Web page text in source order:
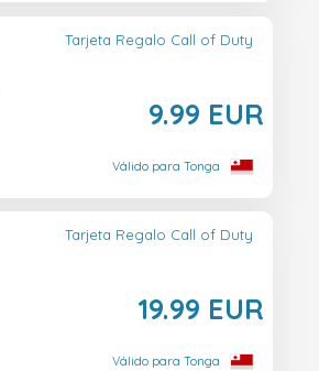
Tarjeta Regalo Call of Duty
9.99 EUR
Válido para Tonga
Tarjeta Regalo Call of Duty
19.99 EUR
Válido para Tonga